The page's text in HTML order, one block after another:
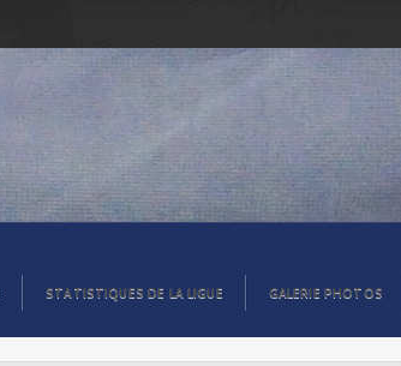
STATISTIQUES DE LA LIGUE GALERIE PHOTOS